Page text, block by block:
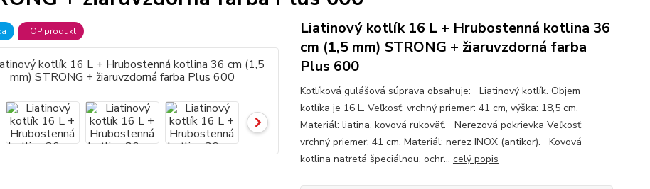
TOP produkt
Liatinový kotlík 16 L + Hrubostenná kotlina 36
cm (1,5 mm) STRONG + žiaruvzdorná farba
Plus 600
Kotlíková gulášová súprava obsahuje: Liatinový kotlík. Objem
kotlíka je 16 L. Veľkosť: vrchný priemer: 41 cm, výška: 18,5 cm.
Materiál: liatina, kovová rukoväť. Nerezová pokrievka Veľkosť:
vrchný priemer: 41 cm. Materiál: nerez INOX (antikor). Kovová
kotlina natretá špeciálnou, ochr... celý popis